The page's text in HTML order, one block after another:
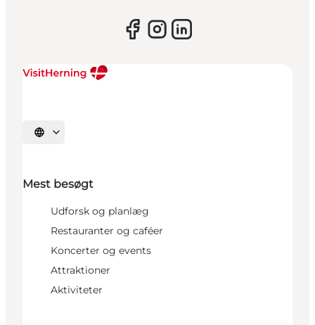
Vælg sprog
Mest besøgt
Udforsk og planlæg
Restauranter og caféer
Koncerter og events
Attraktioner
Aktiviteter